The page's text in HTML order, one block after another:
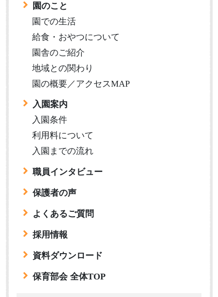
園のこと
園での生活
給食・おやつについて
園舎のご紹介
地域との関わり
園の概要／アクセスMAP
入園案内
入園条件
利用料について
入園までの流れ
職員インタビュー
保護者の声
よくあるご質問
採用情報
資料ダウンロード
保育部会 全体TOP